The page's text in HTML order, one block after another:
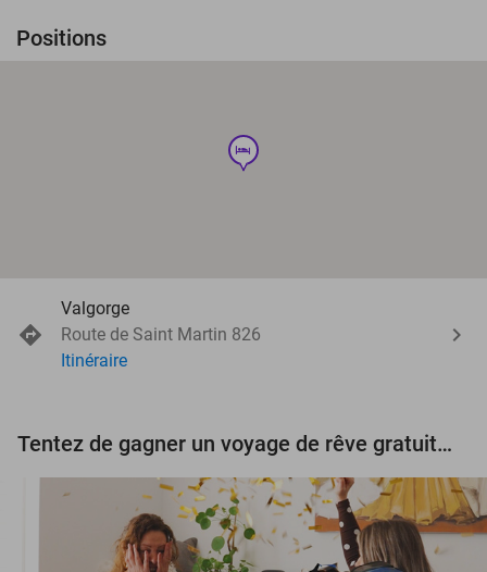
Positions
hotel
Valgorge
Route de Saint Martin 826
Itinéraire
Tentez de gagner un voyage de rêve gratuit d'une valeur de 3.000 € !